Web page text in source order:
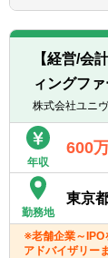
【経営/会
ィングフ
株式会社ユニ
年収
600
勤務地
東京
※老舗企業～
アドバイザリー